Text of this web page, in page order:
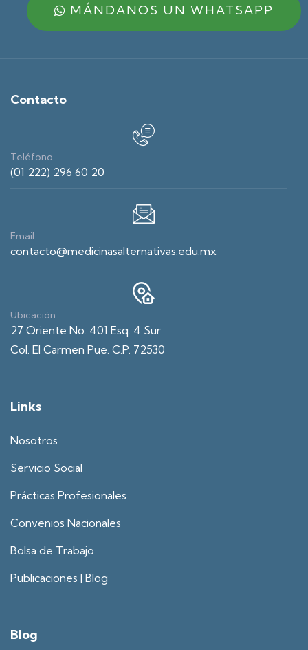
MÁNDANOS UN WHATSAPP
Contacto
Teléfono
(01 222) 296 60 20
Email
contacto@medicinasalternativas.edu.mx
Ubicación
27 Oriente No. 401 Esq. 4 Sur
Col. El Carmen Pue. C.P. 72530
Links
Nosotros
Servicio Social
Prácticas Profesionales
Convenios Nacionales
Bolsa de Trabajo
Publicaciones | Blog
Blog